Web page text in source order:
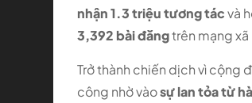
nhận 1.3 triệu tương tácvà
3,392 bài đăngtrên mạng xã
Trở thành chiến dịch vì cộng
công nhờ vàosự lan tỏa từ